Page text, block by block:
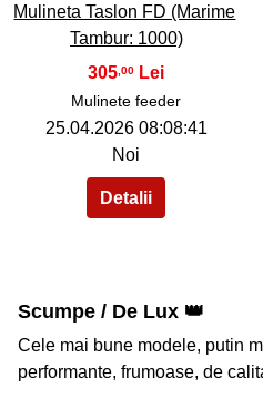
Mulineta Taslon FD (Marime
Tambur: 1000)
305,00
Mulinete feeder
25.04.2026 08:08:41
Noi
Scumpe / De Lux 👑
Cele mai bune modele, putin
performante, frumoase, de